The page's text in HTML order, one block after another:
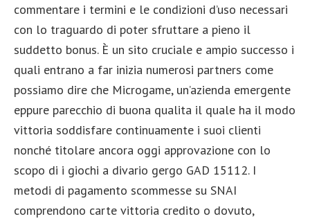
commentare i termini e le condizioni d’uso necessari
con lo traguardo di poter sfruttare a pieno il
suddetto bonus. È un sito cruciale e ampio successo i
quali entrano a far inizia numerosi partners come
possiamo dire che Microgame, un’azienda emergente
eppure parecchio di buona qualita il quale ha il modo
vittoria soddisfare continuamente i suoi clienti
nonché titolare ancora oggi approvazione con lo
scopo di i giochi a divario gergo GAD 15112. I
metodi di pagamento scommesse su SNAI
comprendono carte vittoria credito o dovuto,